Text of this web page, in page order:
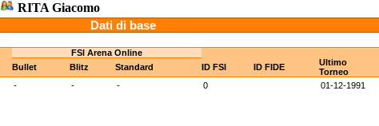
RITA Giacomo
Dati di base
FSI Arena Online
Bullet Blitz Standard ID FSI ID FIDE
Ultimo
Torneo
- - - 0 01-12-1991